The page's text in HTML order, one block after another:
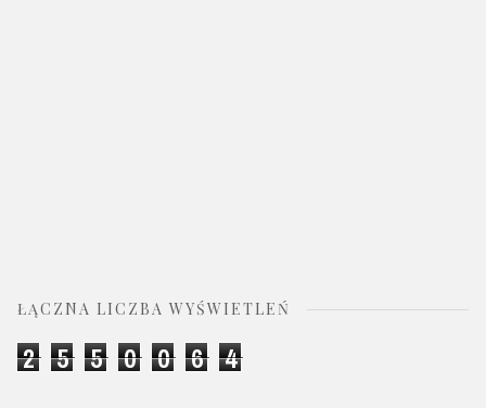
ŁĄCZNA LICZBA WYŚWIETLEŃ
2 5 5 0 0 6 4